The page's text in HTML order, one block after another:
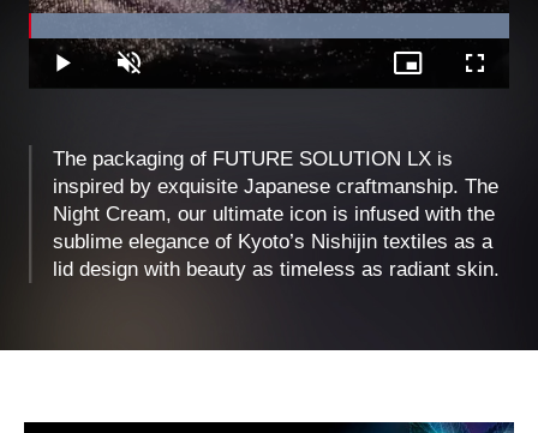
Play Unmute
100.00%
Picture-
in-
Fullscreen
The packaging of FUTURE SOLUTION LX is
inspired by exquisite Japanese craftmanship. The
Night Cream, our ultimate icon is infused with the
sublime elegance of Kyoto’s Nishijin textiles as a
lid design with beauty as timeless as radiant skin.